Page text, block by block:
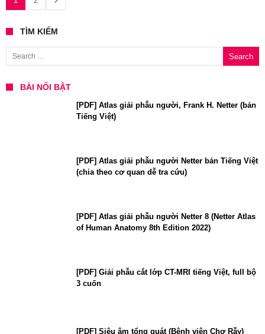
TÌM KIẾM
Search for:
BÀI NỔI BẬT
[PDF] Atlas giải phẫu người, Frank H. Netter (bản
Tiếng Việt)
[PDF] Atlas giải phẫu người Netter bản Tiếng Việt
(chia theo cơ quan dễ tra cứu)
[PDF] Atlas giải phẫu người Netter 8 (Netter Atlas
of Human Anatomy 8th Edition 2022)
[PDF] Giải phẫu cắt lớp CT-MRI tiếng Việt, full bộ
3 cuốn
[PDF] Siêu âm tổng quát (Bệnh viện Chợ Rẫy)